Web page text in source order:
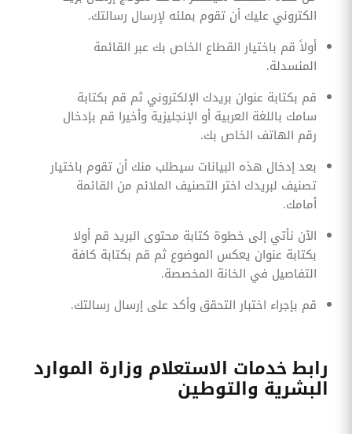
الكتروني عليك أن تقوم بملئه لإرسال رسالتك.
أولاً قم باختيار القطاع الخاص بك عبر القائمة
المنسدلة.
قم بكتابة عنوان بريدك الإلكتروني ثم قم بكتابة
سامك باللغة العربية أو الإنجليزية وأخيرا قم بإدخال
رقم الهاتف الخاص بك.
بعد إدخال هذه البيانات سيطلب منك أن تقوم باختيار
تصنيف لبريدك اختر التصنيف الملائم من القائمة
أمامك.
الآن نأتي إلى خطوة كتابة محتوى البريد قم أولا
بكتابة عنوان يعكس الموضوع ثم قم بكتابة كافة
التفاصيل في الخانة المخصصة.
قم بإجراء اختبار التحقق وأكد على إرسال رسالتك.
رابط خدمات الاستعلام وزارة الموارد
البشرية والتوطين